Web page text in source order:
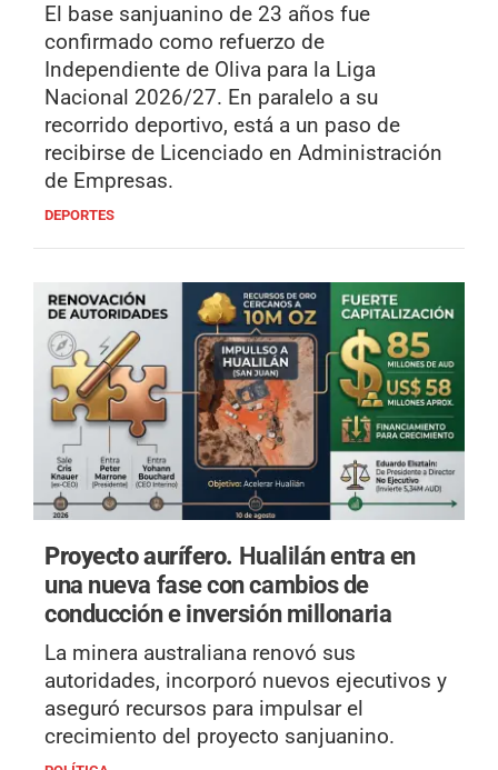
El base sanjuanino de 23 años fue
confirmado como refuerzo de
Independiente de Oliva para la Liga
Nacional 2026/27. En paralelo a su
recorrido deportivo, está a un paso de
recibirse de Licenciado en Administración
de Empresas.
DEPORTES
Proyecto aurífero. Hualilán entra en
una nueva fase con cambios de
conducción e inversión millonaria
La minera australiana renovó sus
autoridades, incorporó nuevos ejecutivos y
aseguró recursos para impulsar el
crecimiento del proyecto sanjuanino.